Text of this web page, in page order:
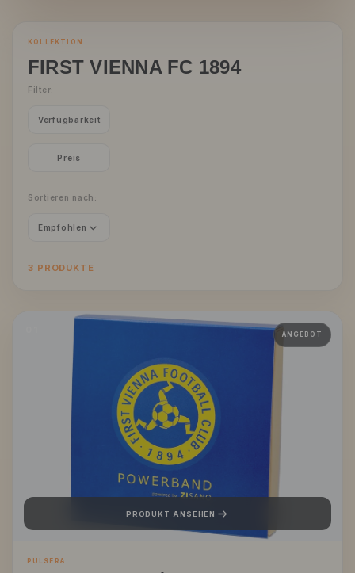
KOLLEKTION
FIRST VIENNA FC 1894
Filter:
Verfügbarkeit
Preis
Sortieren nach:
Empfohlen
3 PRODUKTE
ANGEBOT
PRODUKT ANSEHEN
PULSERA